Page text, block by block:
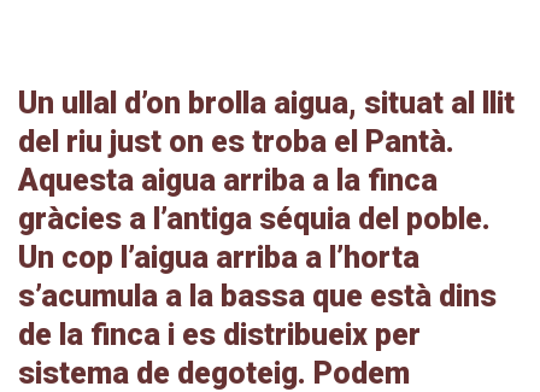
Un ullal d’on brolla aigua, situat al llit
del riu just on es troba el Pantà.
Aquesta aigua arriba a la finca
gràcies a l’antiga séquia del poble.
Un cop l’aigua arriba a l’horta
s’acumula a la bassa que està dins
de la finca i es distribueix per
sistema de degoteig. Podem